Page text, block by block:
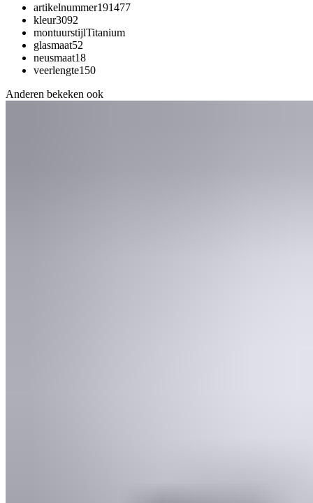
artikelnummer191477
kleur3092
montuurstijlTitanium
glasmaat52
neusmaat18
veerlengte150
Anderen bekeken ook